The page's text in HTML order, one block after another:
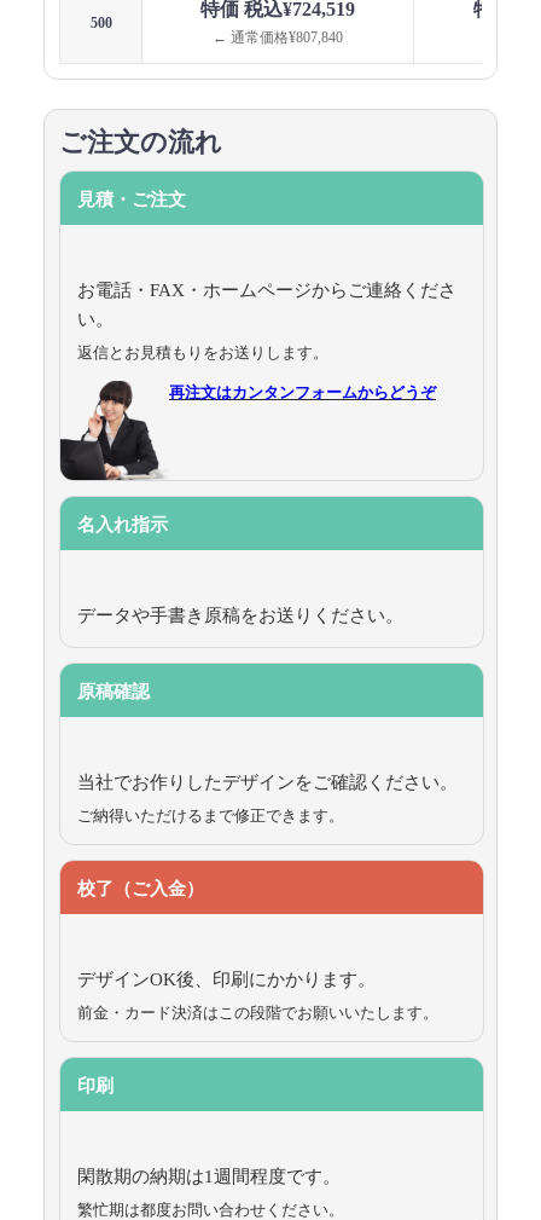
500
特価 税込¥724,519
← 通常価格¥807,840
特価 税
ご注文の流れ
見積・ご注文
お電話・FAX・ホームページからご連絡くださ
い。
返信とお見積もりをお送りします。
再注文はカンタンフォームからどうぞ
名入れ指示
データや手書き原稿をお送りください。
原稿確認
当社でお作りしたデザインをご確認ください。
ご納得いただけるまで修正できます。
校了（ご入金）
デザインOK後、印刷にかかります。
前金・カード決済はこの段階でお願いいたします。
印刷
閑散期の納期は1週間程度です。
繁忙期は都度お問い合わせください。